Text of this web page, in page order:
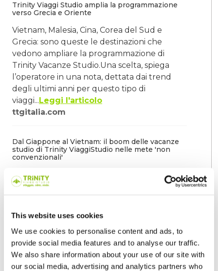
This website uses cookies
We use cookies to personalise content and ads, to
provide social media features and to analyse our traffic.
We also share information about your use of our site with
our social media, advertising and analytics partners who
Trinity Viaggi Studio amplia la programmazione
verso Grecia e Oriente
Vietnam, Malesia, Cina, Corea del Sud e
Grecia: sono queste le destinazioni che
vedono ampliare la programmazione di
Trinity Vacanze Studio.Una scelta, spiega
l’operatore in una nota, dettata dai trend
degli ultimi anni per questo tipo di
viaggi...Leggi l'articolo
ttgitalia.com
Dal Giappone al Vietnam: il boom delle vacanze
studio di Trinity ViaggiStudio nelle mete 'non
convenzionali'
Negli ultimi anni si registra un cambiamento
significativo nelle scelte degli studenti che
desiderano vivere un’esperienza di studio
l’interesse verso l’Asia e verso destinazioni
considerate “non convenzionali” rispetto ai
tradizionali Paesi anglofoni...Leggi l'articolo
advtraining.it